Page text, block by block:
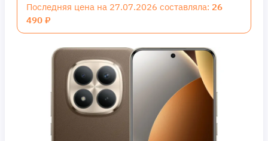
Последняя цена на 27.07.2026 составляла: 26
490 ₽